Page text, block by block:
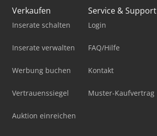
Verkaufen
Inserate schalten
Inserate verwalten
Werbung buchen
Vertrauenssiegel
Auktion einreichen
Service & Support
Login
FAQ/Hilfe
Kontakt
Muster-Kaufvertrag